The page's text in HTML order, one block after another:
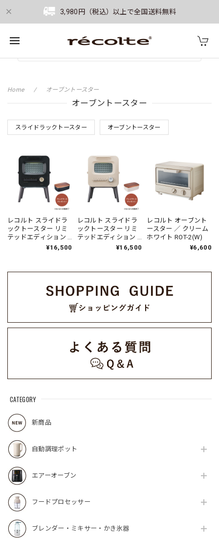
3,980円（税込）以上で全国送料無料
CATEGORY
新商品
自動調理ポット
エアーオーブン
フードプロセッサー
ブレンダー・ミキサー・かき氷器
Home オーブントースター
オーブントースター
スライドラックトースター オーブントースター
レコルト スライドラ
ックトースター リミ
テッドエディション /
ブラック RSR-¥16,500
レコルト スライドラ
ックトースター リミ
テッドエディション /
クリームホワイト¥16,500
レコルト オーブント
ースター ／ クリーム
ホワイト ROT-2(W)
¥6,600